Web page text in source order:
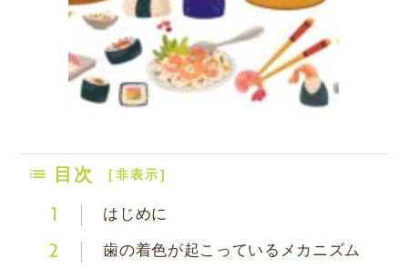
目次 [非表示]
1 はじめに
2 歯の着色が起こっているメカニズム